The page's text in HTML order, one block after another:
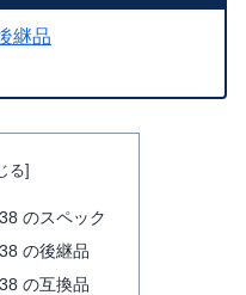
継品
のスペック
の後継品
の互換品